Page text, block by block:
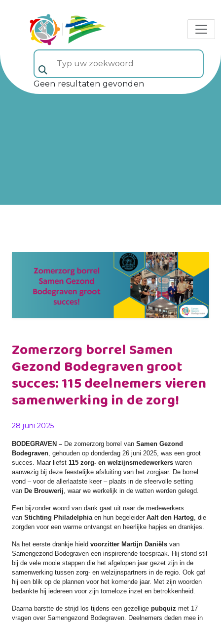
Typ uw zoekwoord (veld 5)
Geen resultaten gevonden
Zomerzorg borrel Samen
Gezond Bodegraven groot
succes: 115 deelnemers vieren
samenwerking in de zorg!
Gepubliceerd op
28 juni 2025
BODEGRAVEN – De zomerzorg borrel van Samen Gezond
Bodegraven, gehouden op donderdag 26 juni 2025, was een groot
succes. Maar liefst 115 zorg- en welzijnsmedewerkers waren
aanwezig bij deze feestelijke afsluiting van het zorgjaar. De borrel
vond – voor de allerlaatste keer – plaats in de sfeervolle setting
van De Brouwerij, waar we werkelijk in de watten werden gelegd.
Een bijzonder woord van dank gaat uit naar de medewerkers
van Stichting Philadelphia en hun begeleider Aalt den Hartog, die
zorgden voor een warme ontvangst en heerlijke hapjes en drankjes.
Na het eerste drankje hield voorzitter Martijn Daniëls van
Samengezond Bodegraven een inspirerende toespraak. Hij stond stil
bij de vele mooie stappen die het afgelopen jaar gezet zijn in de
samenwerking tussen zorg- en welzijnspartners in de regio. Ook gaf
hij een blik op de plannen voor het komende jaar. Met zijn woorden
bedankte hij iedereen voor zijn tomeloze inzet en betrokkenheid.
Daarna barstte de strijd los tijdens een gezellige pubquiz met 17
vragen over Samengezond Bodegraven. Deelnemers deden mee in